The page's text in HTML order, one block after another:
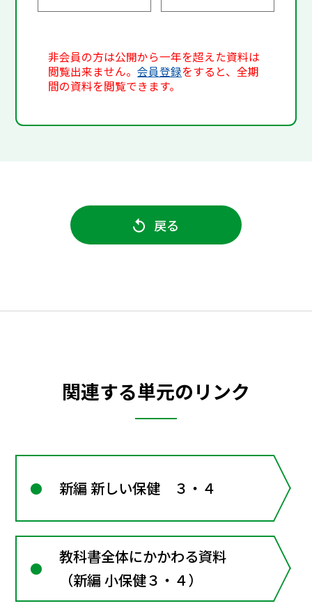
非会員の方は公開から一年を超えた資料は
閲覧出来ません。会員登録をすると、全期
間の資料を閲覧できます。
戻る
関連する単元のリンク
新編 新しい保健 ３・４
教科書全体にかかわる資料
（新編 小保健３・４）